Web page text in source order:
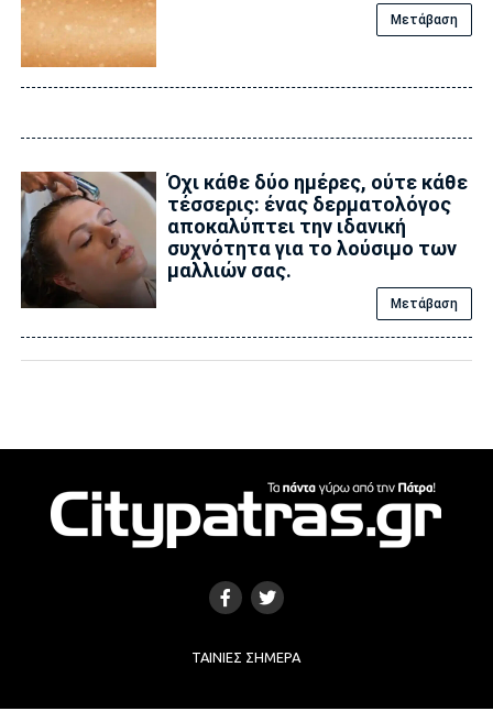
Μετάβαση
Όχι κάθε δύο ημέρες, ούτε κάθε
τέσσερις: ένας δερματολόγος
αποκαλύπτει την ιδανική
συχνότητα για το λούσιμο των
μαλλιών σας.
Μετάβαση
ΤΑΙΝΊΕΣ ΣΉΜΕΡΑ